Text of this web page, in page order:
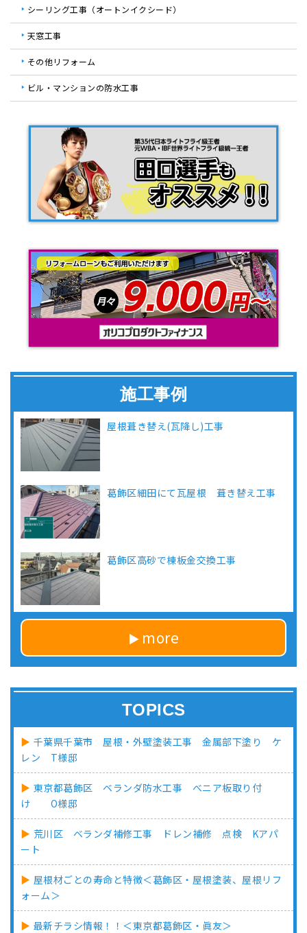
シーリング工事（オートンイクシード）
天窓工事
その他リフォーム
ビル・マンションの防水工事
施工事例
屋根葺き替え(瓦降し)工事
葛飾区細田にて瓦屋根 葺き替え工事
葛飾区高砂で棟板金交換工事
more
TOPICS
千葉県千葉市 屋根・外壁塗装工事 金属部下塗り ケ
レン T様邸
東京都葛飾区 ベランダ防水工事 べニア板取り付
け O様邸
荒川区 ベランダ補修工事 ドレン補修 点検 Kアパ
ート
屋根材ごとの寿命と特徴＜葛飾区・屋根塗装、屋根リフ
ォーム＞
最新チラシ情報！！＜東京都葛飾区・眞友＞